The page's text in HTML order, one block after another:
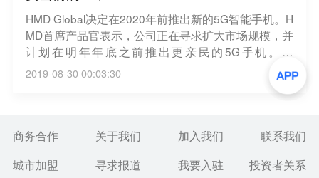
HMD Global决定在2020年前推出新的5G智能手机。H
MD首席产品官表示，公司正在寻求扩大市场规模，并
计划在明年年底之前推出更亲民的5G手机。他
说：“在5G更加普及的潮流中我们看到了新的机会。
我希望进入市场之后在价格上能达到当前价格的一
2019-08-30 00:03:30
商务合作 关于我们 加入我们
联系我们
城市加盟
寻求报道 我要入驻 投资者关系